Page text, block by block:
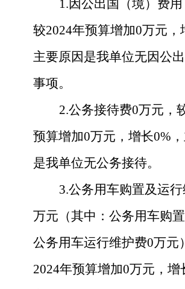
1.因公出国（境）费用
较2024年预算增加0万元，
主要原因是我单位无因公
事项。
2.公务接待费0万元，
预算增加0万元，增长0%
是我单位无公务接待。
3.公务用车购置及运
万元（其中：公务用车购置
公务用车运行维护费0万元
2024年预算增加0万元，增